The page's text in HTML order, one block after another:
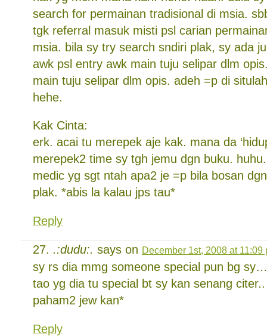
search for permainan tradisional di msia.
tgk referral masuk misti psl carian
msia. bila sy try search sndiri plak, sy ada
awk psl entry awk main tuju selipar dlm
main tuju selipar dlm opis. adeh =p di
hehe.
Kak Cinta:
erk. acai tu merepek aje kak. mana da
merepek2 time sy tgh jemu dgn buku.
medic yg sgt ntah apa2 je =p bila bosan
plak. *abis la kalau jps tau*
Reply
.:dudu:. says on December 1st, 2008 at 11:09
sy rs dia mmg someone special pun bg
tao yg dia tu special bt sy kan senang
paham2 jew kan*
Reply